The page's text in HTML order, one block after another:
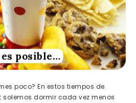
posible…
poco? En estos tiempos de
solemos dormir cada vez menos